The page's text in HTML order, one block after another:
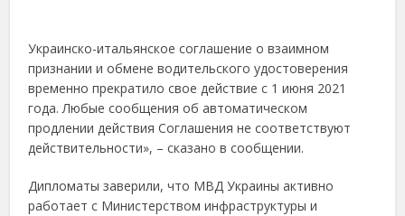
Украинско-итальянское соглашение о взаимном
признании и обмене водительского удостоверения
временно прекратило свое действие с 1 июня 2021
года. Любые сообщения об автоматическом
продлении действия Соглашения не соответствуют
действительности», – сказано в сообщении.
Дипломаты заверили, что МВД Украины активно
работает с Министерством инфраструктуры и